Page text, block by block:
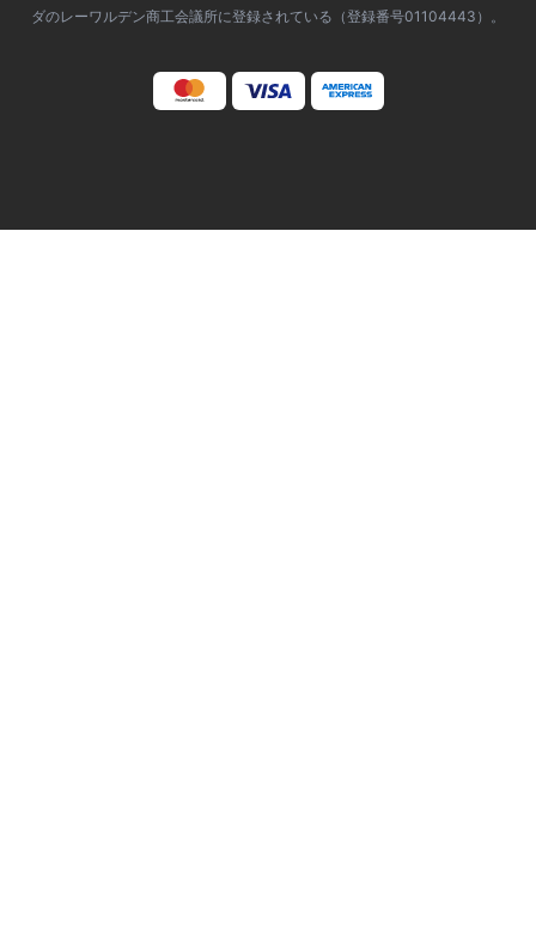
ダのレーワルデン商工会議所に登録されている（登録番号01104443）。